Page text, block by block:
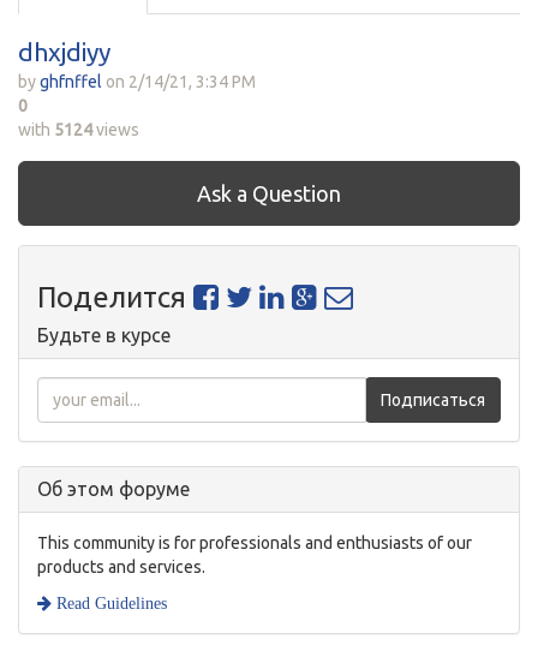
dhxjdiyy
byghfnffel on 2/14/21, 3:34 PM
0
with 5124views
Ask a Question
Поделится
Будьте в курсе
Подписаться
Об этом форуме
This community is for professionals and enthusiasts of our
products and services.
Read Guidelines